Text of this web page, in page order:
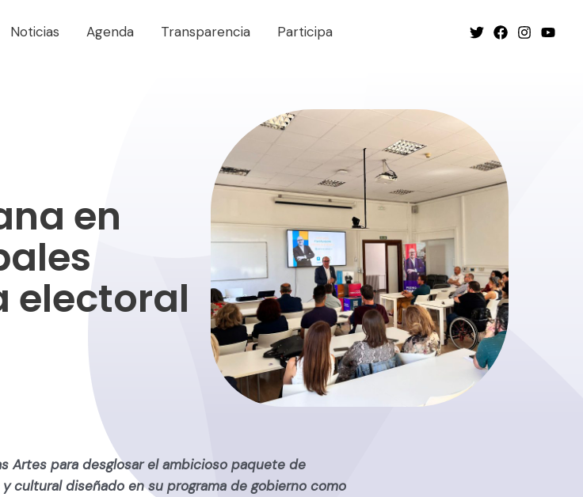
Noticias Agenda Transparencia Participa
en
electoral
Artes para desglosar el ambicioso paquete de
cultural diseñado en su programa de gobierno como